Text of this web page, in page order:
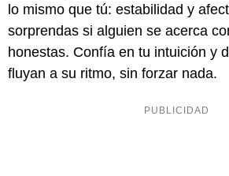
lo mismo que tú: estabilidad y
sorprendas si alguien se acerca
honestas. Confía en tu intuición y
fluyan a su ritmo, sin forzar nada.